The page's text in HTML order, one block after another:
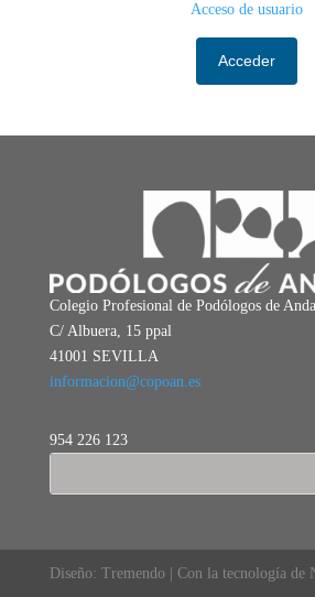
Acceso de usuario
Acceder
Colegio Profesional de Podólogos de
C/ Albuera, 15 ppal
41001 SEVILLA
informacion@copoan.es
954 226 123
Diseño: Tremendo | Con la tecnología de